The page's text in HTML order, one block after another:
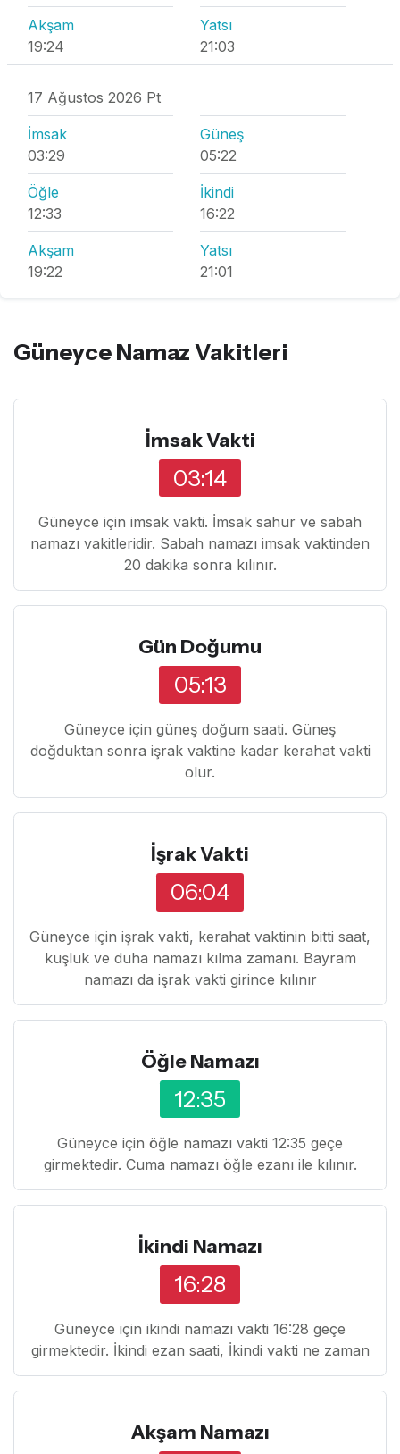
Akşam
19:24
Yatsı
21:03
17 Ağustos 2026 Pt
İmsak
03:29
Güneş
05:22
Öğle
12:33
İkindi
16:22
Akşam
19:22
Yatsı
21:01
Güneyce Namaz Vakitleri
İmsak Vakti
03:14
Güneyce için imsak vakti. İmsak sahur ve sabah
namazı vakitleridir. Sabah namazı imsak vaktinden
20 dakika sonra kılınır.
Gün Doğumu
05:13
Güneyce için güneş doğum saati. Güneş
doğduktan sonra işrak vaktine kadar kerahat vakti
olur.
İşrak Vakti
06:04
Güneyce için işrak vakti, kerahat vaktinin bitti saat,
kuşluk ve duha namazı kılma zamanı. Bayram
namazı da işrak vakti girince kılınır
Öğle Namazı
12:35
Güneyce için öğle namazı vakti 12:35 geçe
girmektedir. Cuma namazı öğle ezanı ile kılınır.
İkindi Namazı
16:28
Güneyce için ikindi namazı vakti 16:28 geçe
girmektedir. İkindi ezan saati, İkindi vakti ne zaman
Akşam Namazı